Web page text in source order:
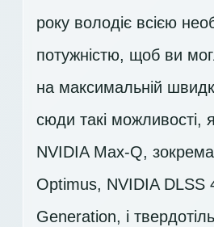
року володіє всією
потужністю, щоб ви
на максимальній
сюди такі можливості,
NVIDIA Max-Q,
Optimus, NVIDIA DLSS
Generation, і